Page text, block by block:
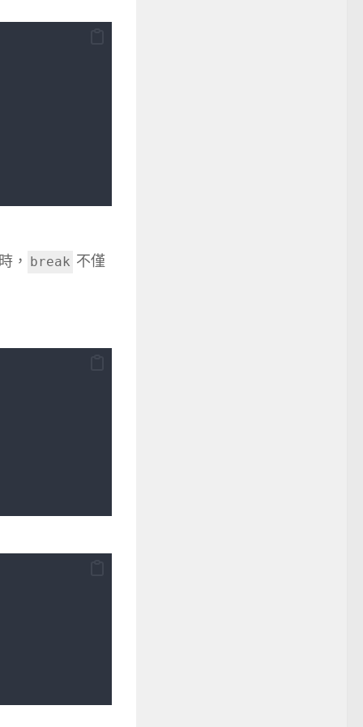
， break 不僅